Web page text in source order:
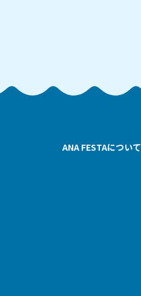
ANA FESTAについて